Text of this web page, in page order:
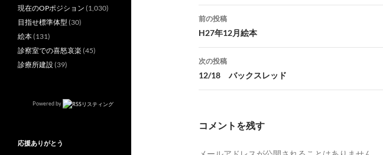
投
稿
ナ
ビ
ゲ
前の投稿
H27年12月絵本
次の投稿
12/18 バックスレッド
コメントを残す
現在のOPポジション (1,030)
目指せ標準体型 (30)
絵本(131)
診察室での喜怒哀楽(45)
診療所建設(39)
Powered by
応援ありがとう